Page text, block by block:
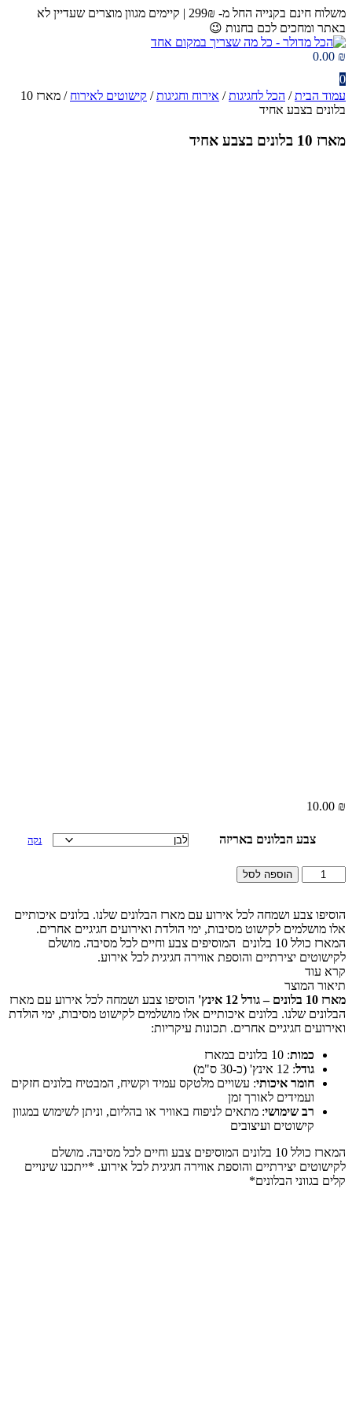
דלג
לתוכן
משלוח חינם בקנייה החל מ- 299₪ | קיימים מגוון מוצרים שעדיין לא
באתר ומחכים לכם בחנות 😉​
0.00 ₪
0
עמוד הבית/ הכל לחגיגות/ אירוח וחגיגות/ קישוטים לאירוח
/ מארז 10
בלונים בצבע אחיד
מארז 10 בלונים בצבע אחיד
10.00 ₪
צבע הבלונים באריזה נקה
כמות
של
10
בלונים
בצבע
אחיד
הוספה לסל
הוסיפו צבע ושמחה לכל אירוע עם מארז הבלונים שלנו. בלונים איכותיים
אלו מושלמים לקישוט מסיבות, ימי הולדת ואירועים חגיגיים אחרים.
המארז כולל 10 בלונים המוסיפים צבע וחיים לכל מסיבה. מושלם
לקישוטים יצירתיים והוספת אווירה חגיגית לכל אירוע.
קרא עוד
תיאור המוצר
מארז 10 בלונים – גודל 12 אינץ'
הוסיפו צבע ושמחה לכל אירוע עם מארז
הבלונים שלנו. בלונים איכותיים אלו מושלמים לקישוט מסיבות, ימי הולדת
ואירועים חגיגיים אחרים. תכונות עיקריות:
כמות: 10 בלונים במארז
גודל: 12 אינץ' (כ-30 ס"מ)
חומר איכותי: עשויים מלטקס עמיד וקשיח, המבטיח בלונים חזקים
ועמידים לאורך זמן
רב שימושי: מתאים לניפוח באוויר או בהליום, וניתן לשימוש במגוון
קישוטים ועיצובים
המארז כולל 10 בלונים המוסיפים צבע וחיים לכל מסיבה. מושלם
לקישוטים יצירתיים והוספת אווירה חגיגית לכל אירוע. *ייתכנו שינויים
קלים בגווני הבלונים*